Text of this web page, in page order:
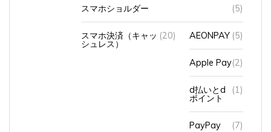
スマホ決済（キャッ
シュレス）
(20) AEONPAY(5)
Apple Pay(2)
d払いとd
ポイント
(1)
PayPay (7)